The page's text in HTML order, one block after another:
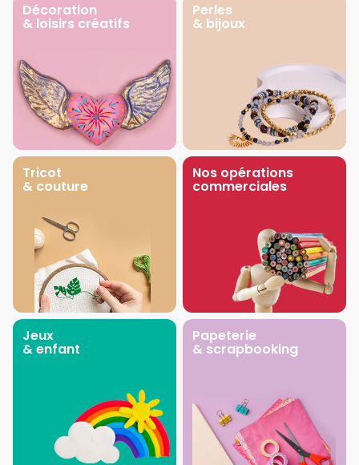
Décoration
& loisirs créatifs
Perles
& bijoux
Tricot
& couture
Nos opérations
commerciales
Jeux
& enfant
Papeterie
& scrapbooking